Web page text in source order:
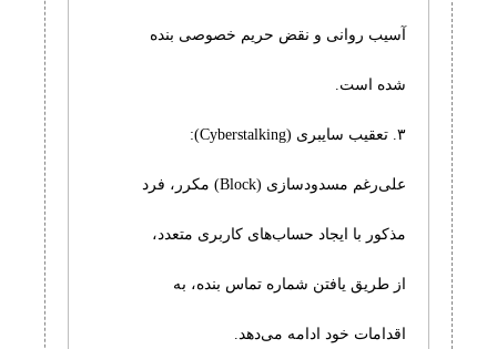
آسیب روانی و نقض حریم خصوصی بنده
شده است.
۳. تعقیب سایبری (Cyberstalking):
علی‌رغم مسدودسازی (Block) مکرر، فرد
مذکور با ایجاد حساب‌های کاربری متعدد،
از طریق یافتن شماره تماس بنده، به
اقدامات خود ادامه می‌دهد.